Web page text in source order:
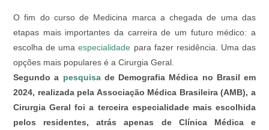
O fim do curso de Medicina marca a chegada de uma das
etapas mais importantes da carreira de um futuro médico: a
escolha de umaespecialidade para fazer residência. Uma das
opções mais populares é a Cirurgia Geral.
Segundo a pesquisade Demografia Médica no Brasil em
2024, realizada pela Associação Médica Brasileira (AMB), a
Cirurgia Geral foi a terceira especialidade mais escolhida
pelos residentes, atrás apenas de Clínica Médica e